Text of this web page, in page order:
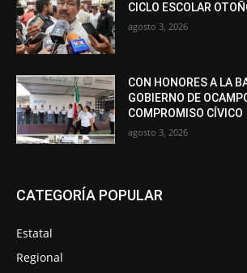
CICLO ESCOLAR
agosto 3, 2026
CON HONORES A LA
GOBIERNO DE
COMPROMISO CÍVICO
agosto 3, 2026
CATEGORÍA POPULAR
Estatal
Regional